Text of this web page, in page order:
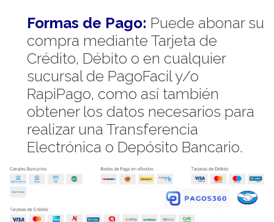
Formas de Pago: Puede abonar su
compra mediante Tarjeta de
Crédito, Débito o en cualquier
sucursal de PagoFacil y/o
RapiPago, como así también
obtener los datos necesarios para
realizar una Transferencia
Electrónica o Depósito Bancario.